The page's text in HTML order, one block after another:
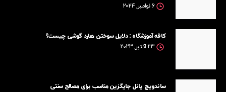
6 نوامبر, 2024
کافه آموزشگاه : دلایل سوختن هارد گوشی چیست؟
23 اکتبر, 2023
ساندویچ پانل جایگزین مناسب برای مصالح سنتی